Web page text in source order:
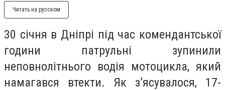
Читать на русском
30 січня в Дніпрі під час комендантської
години патрульні зупинили
неповнолітнього водія мотоцикла, який
намагався втекти. Як з’ясувалося, 17-